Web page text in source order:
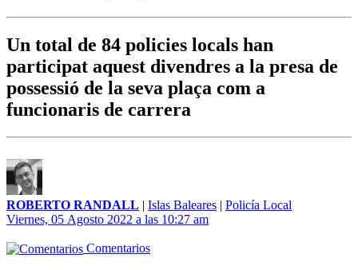
Un total de 84 policies locals han
participat aquest divendres a la presa de
possessió de la seva plaça com a
funcionaris de carrera
ROBERTO RANDALL | Islas Baleares | Policía Local
Viernes, 05 Agosto 2022 a las 10:27 am
Comentarios